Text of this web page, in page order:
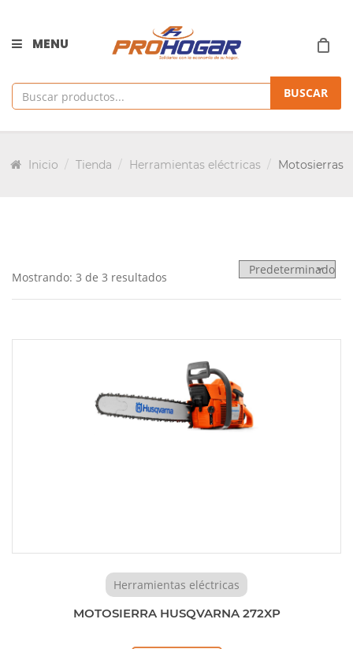
MENU
BUSCAR
Inicio Tienda Herramientas eléctricas Motosierras
Mostrando: 3 de 3 resultados
Herramientas eléctricas
MOTOSIERRA HUSQVARNA 272XP